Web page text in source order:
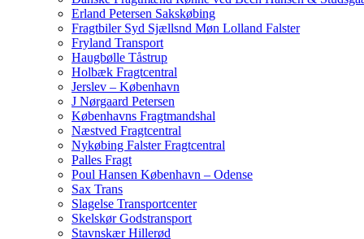
Erland Petersen Sakskøbing
Fragtbiler Syd Sjællsnd Møn Lolland Falster
Fryland Transport
Haugbølle Tåstrup
Holbæk Fragtcentral
Jerslev – København
J Nørgaard Petersen
Københavns Fragtmandshal
Næstved Fragtcentral
Nykøbing Falster Fragtcentral
Palles Fragt
Poul Hansen København – Odense
Sax Trans
Slagelse Transportcenter
Skelskør Godstransport
Stavnskær Hillerød